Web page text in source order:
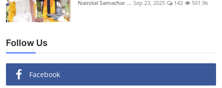
Nainital Samachar ... Sep 23, 2025 142 501.9k
Follow Us
Facebook